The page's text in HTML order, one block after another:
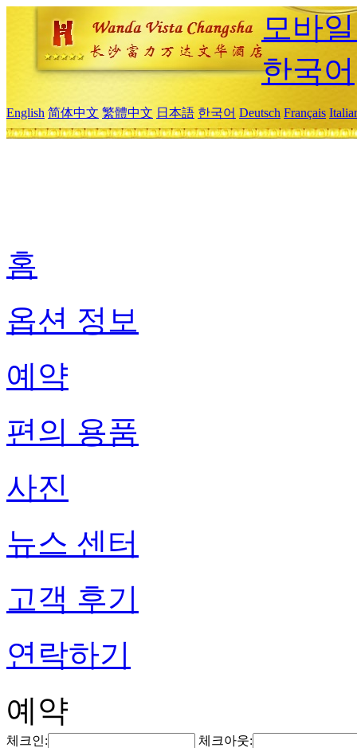
모바
한국어
English 简体中文 繁體中文 日本語 한국어 Deutsch Français
홈
옵션 정보
예약
편의 용품
사진
뉴스 센터
고객 후기
연락하기
예약
체크인: 체크아웃: